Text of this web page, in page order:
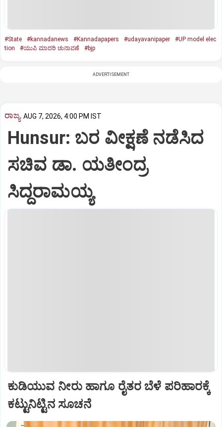
#State #kannadanews #Kannadapapers #udayavanipaper
#UP model elec
tion
#ಯುಪಿ ಮಾದರಿ ಚುನಾವಣೆ #bjp
ADVERTISEMENT
ರಾಜ್ಯ AUG 7, 2026, 4:00 PM IST
Hunsur: ಬರ ವೀಕ್ಷಣೆ ನಡೆಸಿದ
ಸಚಿವ ಡಾ. ಯತೀಂದ್ರ
ಸಿದ್ದರಾಮಯ್ಯ
ಕುಡಿಯುವ ನೀರು ಹಾಗೂ ರೈತರ ಬೆಳೆ ಪರಿಹಾರಕ್ಕೆ
ಕಟ್ಟುನಿಟ್ಟಿನ ಸೂಚನೆ